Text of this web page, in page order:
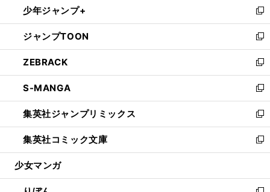
く
で
開
く
ド
ウ
で
開
く
ィ
ン
ド
ウ
で
開
く
い
ウ
ィ
ン
ド
ウ
で
開
く
少年ジャンプ+
新
し
い
ウ
ィ
ン
ド
ウ
で
開
く
ジャンプTOON
新
し
い
ウ
ィ
ン
ド
ウ
で
開
ZEBRACK
新
し
い
ウ
ィ
ン
ド
ウ
開
S-MANGA
新
し
い
ウ
ィ
ン
ウ
集英社ジャンプリミックス
新
し
い
ウ
ン
集英社コミック文庫
新
し
ウ
少女マンガ